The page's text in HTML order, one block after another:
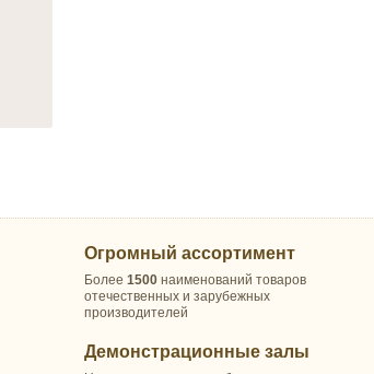
Огромный ассортимент
Более1500 наименований товаров
отечественных и зарубежных
производителей
Демонстрационные залы